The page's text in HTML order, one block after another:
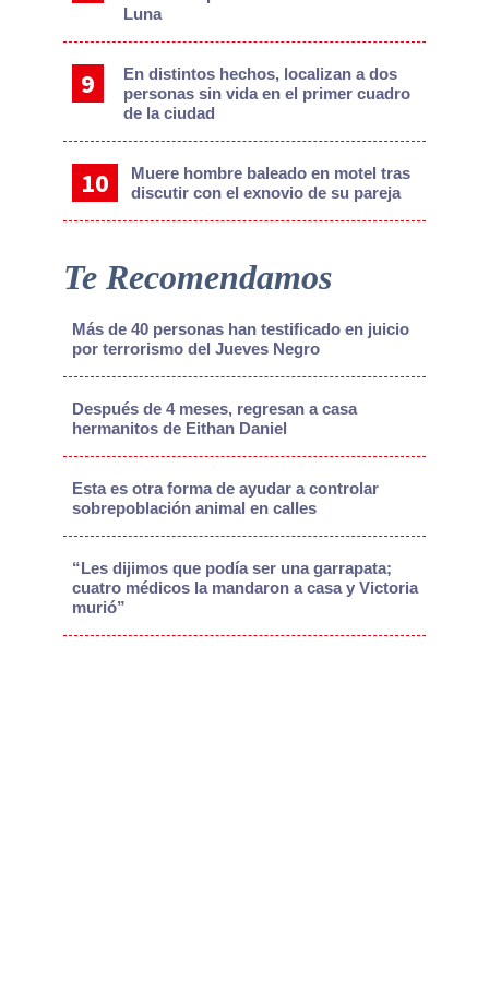
Luna
En distintos hechos, localizan a dos
personas sin vida en el primer cuadro
de la ciudad
Muere hombre baleado en motel tras
discutir con el exnovio de su pareja
Te Recomendamos
Más de 40 personas han testificado en juicio
por terrorismo del Jueves Negro
Después de 4 meses, regresan a casa
hermanitos de Eithan Daniel
Esta es otra forma de ayudar a controlar
sobrepoblación animal en calles
“Les dijimos que podía ser una garrapata;
cuatro médicos la mandaron a casa y Victoria
murió”